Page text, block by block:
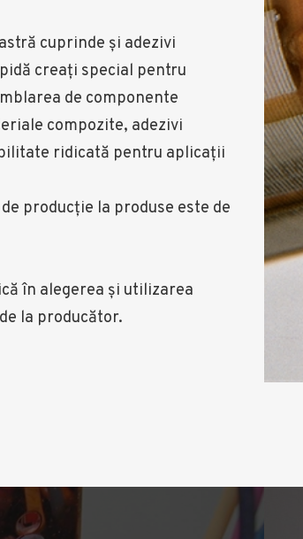
cuprinde și adezivi
creați special pentru
de componente
compozite, adezivi
ridicată pentru aplicații
producție la produse este de
în alegerea și utilizarea
la producător.